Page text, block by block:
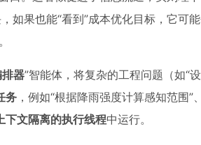
如果也能“看到”成本优化目标，它可
器”智能体，将复杂的工程问题（如“
务 ，例如“根据降雨强度计算感知范围”
下文隔离的执行线程中运行。